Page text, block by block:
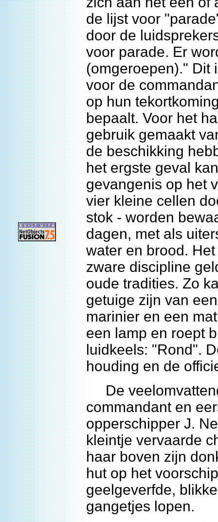
de lijst voor
door de
voor parade. Er
(omgeroepen)." Dit
voor de
op hun
bepaalt. Voor het
gebruik gemaakt
de beschikking
het ergste geval
gevangenis op het
vier kleine cellen
stok - worden
dagen, met als
water en brood.
zware discipline
oude tradities. Zo
getuige zijn van
marinier en een
een lamp en roept
luidkeels: "Rond".
houding en de
De
commandant en
opperschipper J.
kleintje vervaarde
haar boven zijn
hut op het
geelgeverfde,
gangetjes lopen.